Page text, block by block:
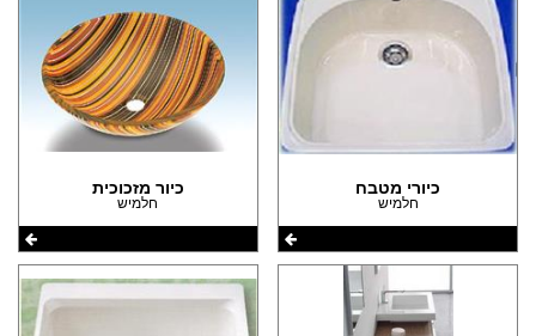
כיורי מטבח
חלמיש
כיור מזכוכית
חלמיש